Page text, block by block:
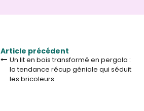
Article précédent
Un lit en bois transformé en pergola :
la tendance récup géniale qui séduit
les bricoleurs